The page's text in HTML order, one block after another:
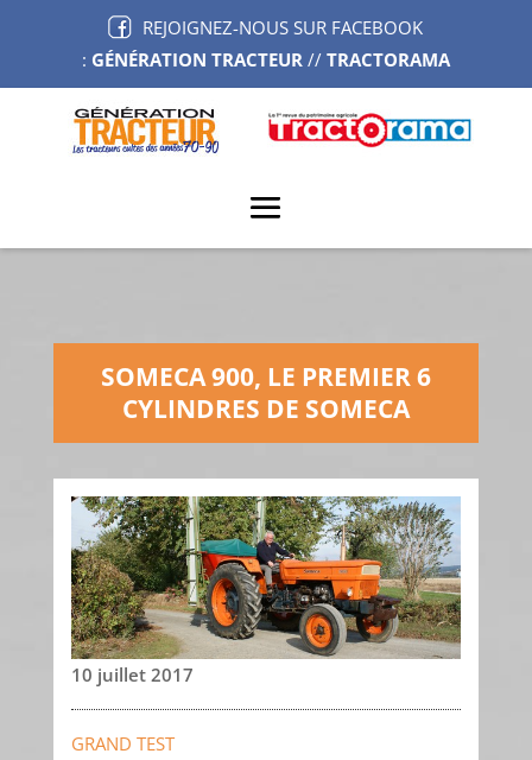
REJOIGNEZ-NOUS SUR FACEBOOK
: GÉNÉRATION TRACTEUR// TRACTORAMA
SOMECA 900, LE PREMIER 6
CYLINDRES DE SOMECA
10 juillet 2017
GRAND TEST